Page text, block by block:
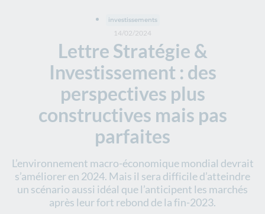
Lettre Stratégie &
Investissement : des
perspectives plus
constructives mais pas
parfaites
14/02/2024
investissements
L’environnement macro-économique mondial devrait
s’améliorer en 2024. Mais il sera difficile d’atteindre
un scénario aussi idéal que l’anticipent les marchés
après leur fort rebond de la fin-2023.